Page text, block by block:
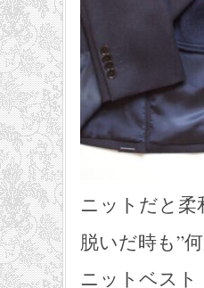
ニットだと柔
脱いだ時も”
ニットベス